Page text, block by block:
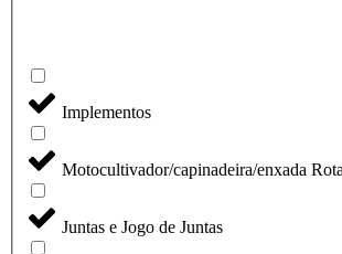
Implementos
Motocultivador/capinadeira/enxada
Juntas e Jogo de Juntas